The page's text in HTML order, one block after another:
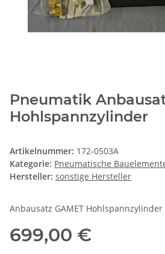
Pneumatik
Hohlspannzylinder
Artikelnummer: 172-0503A
Kategorie: Pneumatische
Hersteller: sonstige Hersteller
Anbausatz GAMET Hohlspannzylinder
699,00 €